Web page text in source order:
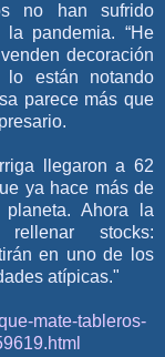
no han sufrido
pandemia. “He
decoración
están notando
parece más que
llegaron a 62
ya hace más de
Ahora la
stocks:
en uno de los
atípicas."
mate-tableros-